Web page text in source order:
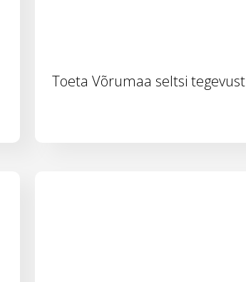
Toeta Võrumaa seltsi tegevust